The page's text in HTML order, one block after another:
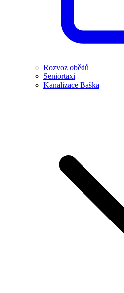
Rozvoz obědů
Seniortaxi
Kanalizace Baška